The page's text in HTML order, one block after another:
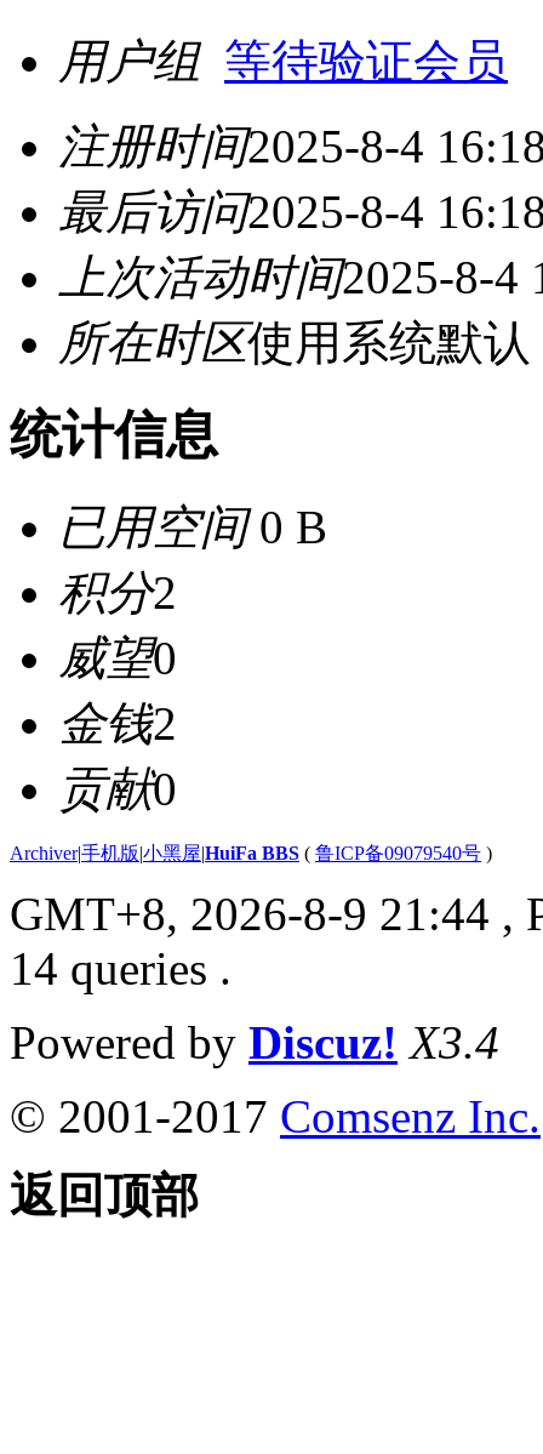
用户组 等待验证会员
注册时间2025-8-4
最后访问2025-8-4
上次活动时间2025-8-4
所在时区使用系统默认
统计信息
已用空间0 B
积分2
威望0
金钱2
贡献0
Archiver|手机版|小黑屋|HuiFa BBS ( 鲁ICP备09079540号 )
GMT+8, 2026-8-9 21:44 ,
14 queries .
Powered by Discuz! X3.4
© 2001-2017 Comsenz Inc.
返回顶部